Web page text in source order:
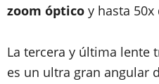
zoom óptico y hasta
La tercera y última lente
es un ultra gran angular